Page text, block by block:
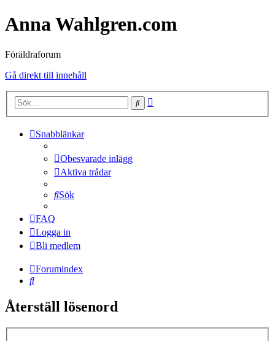
Anna Wahlgren.com
Föräldraforum
Gå direkt till innehåll
Sök
Snabblänkar
Obesvarade inlägg
Aktiva trådar
Sök
FAQ
Logga in
Bli medlem
Forumindex
Sök
Återställ lösenord